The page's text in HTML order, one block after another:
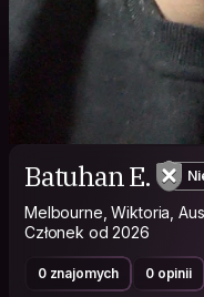
Batuhan E.
Melbourne, Wiktoria,
Członek od 2026
0 znajomych 0 opinii